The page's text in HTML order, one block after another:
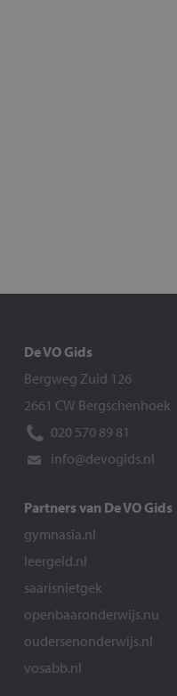
De VO Gids
Bergweg Zuid 126
2661 CW Bergschenhoek
020 570 89 81
info@devogids.nl
Partners van De VO Gids
gymnasia.nl
leergeld.nl
saarisnietgek
openbaaronderwijs.nu
oudersenonderwijs.nl
vosabb.nl